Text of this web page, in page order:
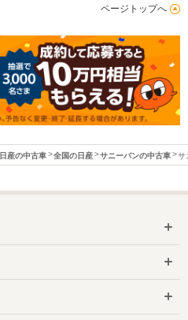
ページトップへ
日産の中古車 全国の日産 サニーバンの中古車 サ